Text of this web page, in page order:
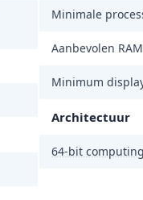
Minimale
Aanbevolen RAM
Minimum
Architectuur
64-bit computing